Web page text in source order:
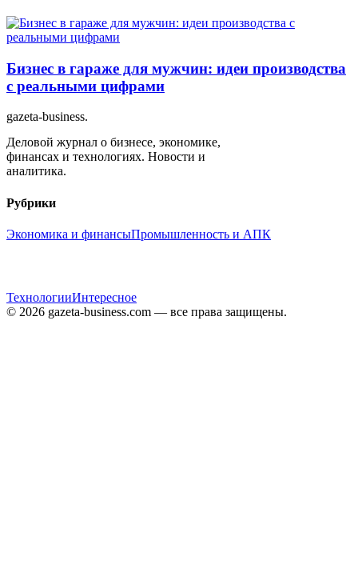
Бизнес в гараже для мужчин: идеи производства
с реальными цифрами
gazeta-business.
Деловой журнал о бизнесе, экономике,
финансах и технологиях. Новости и
аналитика.
Рубрики
Экономика и финансыПромышленность и АПК
ТехнологииИнтересное
© 2026 gazeta-business.com — все права защищены.